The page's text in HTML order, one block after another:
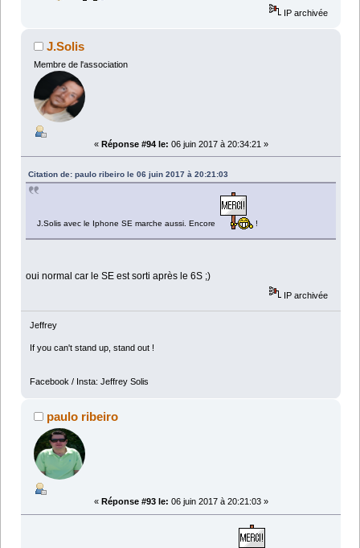
IP archivée
J.Solis
Membre de l'association
« Réponse #94 le: 06 juin 2017 à 20:34:21 »
Citation de: paulo ribeiro le 06 juin 2017 à 20:21:03
J.Solis avec le Iphone SE marche aussi. Encore !
oui normal car le SE est sorti après le 6S ;)
IP archivée
Jeffrey
If you can't stand up, stand out !
Facebook / Insta: Jeffrey Solis
paulo ribeiro
« Réponse #93 le: 06 juin 2017 à 20:21:03 »